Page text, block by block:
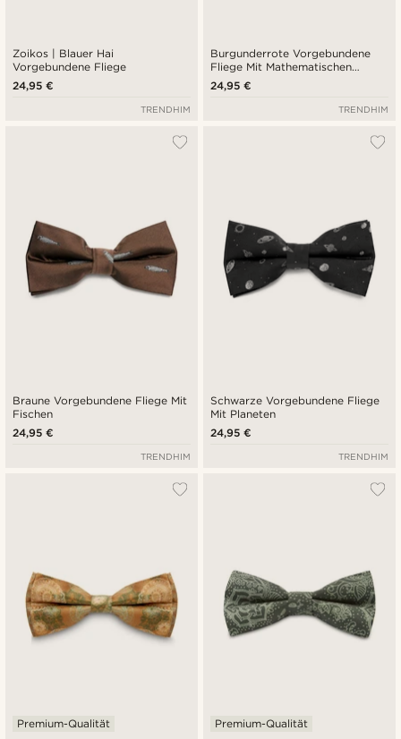
Zoikos | Blauer Hai
Vorgebundene Fliege
24,95 €
TRENDHIM
Burgunderrote Vorgebundene
Fliege Mit Mathematischen
Gleichungen
24,95 €
TRENDHIM
Braune Vorgebundene Fliege Mit
Fischen
24,95 €
TRENDHIM
Schwarze Vorgebundene Fliege
Mit Planeten
24,95 €
TRENDHIM
Premium-Qualität Premium-Qualität